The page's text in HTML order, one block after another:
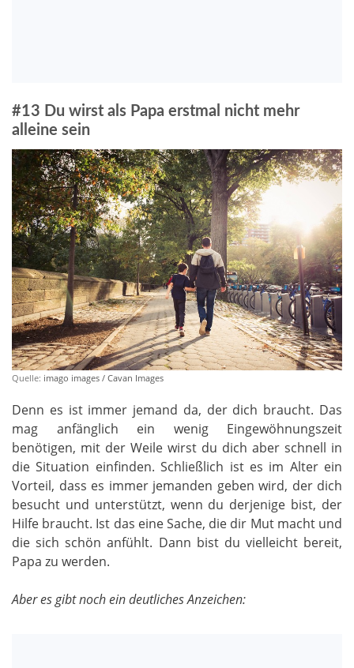
#13 Du wirst als Papa erstmal nicht mehr
alleine sein
Quelle: imago images / Cavan Images
Denn es ist immer jemand da, der dich braucht. Das
mag anfänglich ein wenig Eingewöhnungszeit
benötigen, mit der Weile wirst du dich aber schnell in
die Situation einfinden. Schließlich ist es im Alter ein
Vorteil, dass es immer jemanden geben wird, der dich
besucht und unterstützt, wenn du derjenige bist, der
Hilfe braucht. Ist das eine Sache, die dir Mut macht und
die sich schön anfühlt. Dann bist du vielleicht bereit,
Papa zu werden.
Aber es gibt noch ein deutliches Anzeichen: